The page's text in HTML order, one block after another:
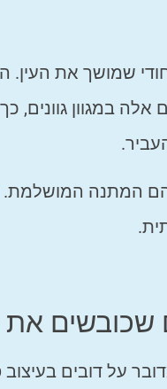
שמושך את
אלה במגוון
הם המתנה
שכובשים
על דובים